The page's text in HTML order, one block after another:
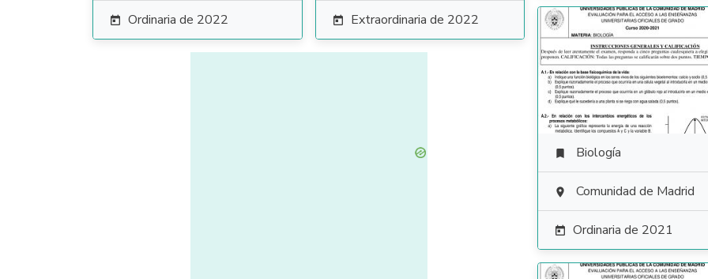
 Ordinaria de 2022  Extraordinaria de 2022
 Biología
 Comunidad de Madrid
 Ordinaria de 2021